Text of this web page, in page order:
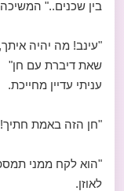
בין שכנים.."
"עינב! מה יהיה
שאת דיברת עם חן"
עניתי עדיין מחייכת.
"חן הזה באמת
"הוא לקח ממני
לאוזן.